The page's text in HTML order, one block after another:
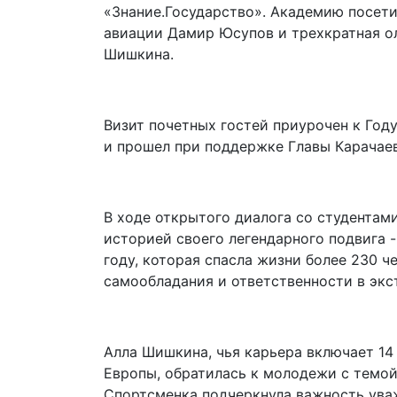
«Знание.Государство». Академию
авиации Дамир Юсупов и трехкратная
Шишкина.
Визит почетных гостей приурочен к
и прошел при поддержке Главы
В ходе открытого диалога со
историей своего легендарного
году, которая спасла жизни более 230
самообладания и ответственности в
Алла Шишкина, чья карьера включает
Европы, обратилась к молодежи с